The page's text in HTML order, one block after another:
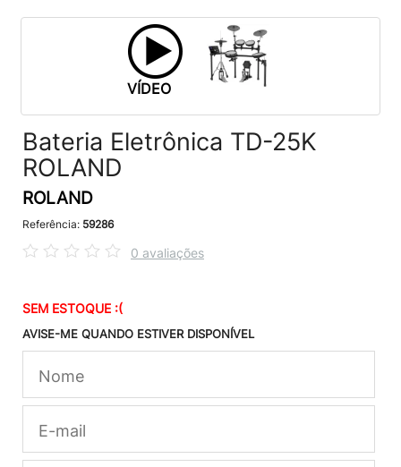
VÍDEO
Bateria Eletrônica TD-25K
ROLAND
ROLAND
Referência: 59286
0 avaliações
SEM ESTOQUE :(
AVISE-ME QUANDO ESTIVER DISPONÍVEL